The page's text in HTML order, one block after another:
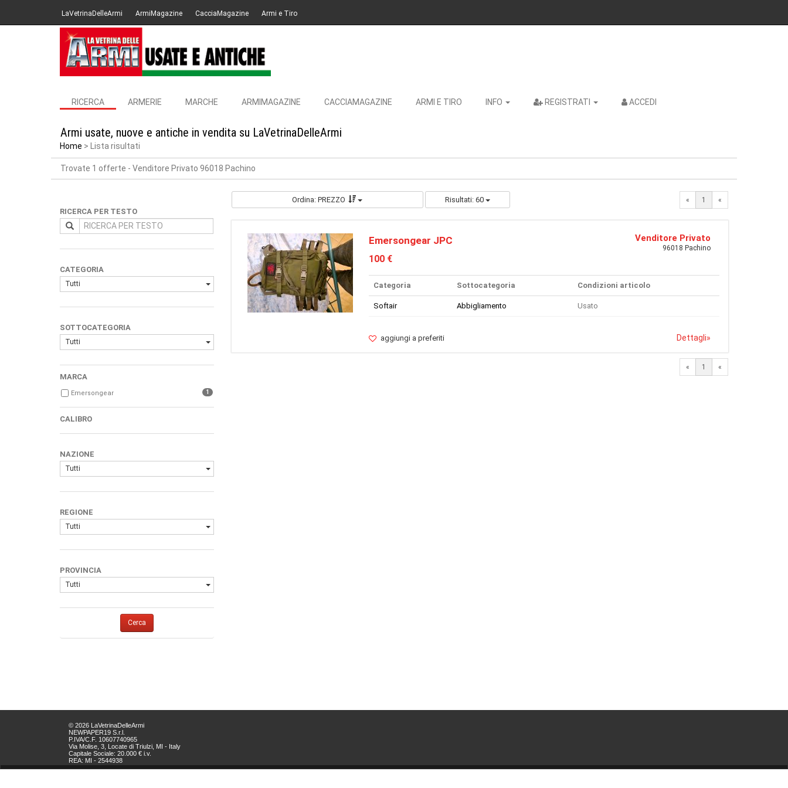
LaVetrinaDelleArmi ArmiMagazine CacciaMagazine Armi e Tiro
RICERCA ARMERIE MARCHE ARMIMAGAZINE CACCIAMAGAZINE ARMI E TIRO INFO REGISTRATI ACCEDI
Armi usate, nuove e antiche in vendita su LaVetrinaDelleArmi
Home Lista risultati
Trovate 1 offerte - Venditore Privato 96018 Pachino
RICERCA PER TESTO
CATEGORIA
Tutti
SOTTOCATEGORIA
Tutti
MARCA
Emersongear 1
CALIBRO
NAZIONE
Tutti
REGIONE
Tutti
PROVINCIA
Tutti
Cerca
Ordina: PREZZO Risultati: 60 « 1 «
Emersongear JPC
100 €
Venditore Privato
96018 Pachino
Categoria Sottocategoria Condizioni articolo
Softair Abbigliamento Usato
aggiungi a preferiti Dettagli»
« 1 «
© 2026 LaVetrinaDelleArmi
NEWPAPER19 S.r.l.
P.IVA/C.F. 10607740965
Via Molise, 3, Locate di Triulzi, MI - Italy
Capitale Sociale: 20.000 € i.v.
REA: MI - 2544938